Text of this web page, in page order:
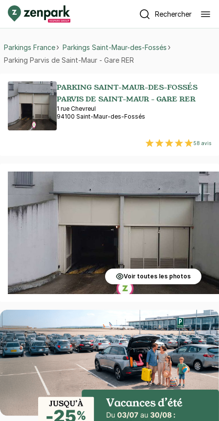
Rechercher
Parkings France
Parkings Saint-Maur-des-Fossés
Parking Parvis de Saint-Maur - Gare RER
PARKING SAINT-MAUR-DES-FOSSÉS
PARVIS DE SAINT-MAUR - GARE RER
1 rue Chevreul
94100 Saint-Maur-des-Fossés
58 avis
Voir toutes les photos